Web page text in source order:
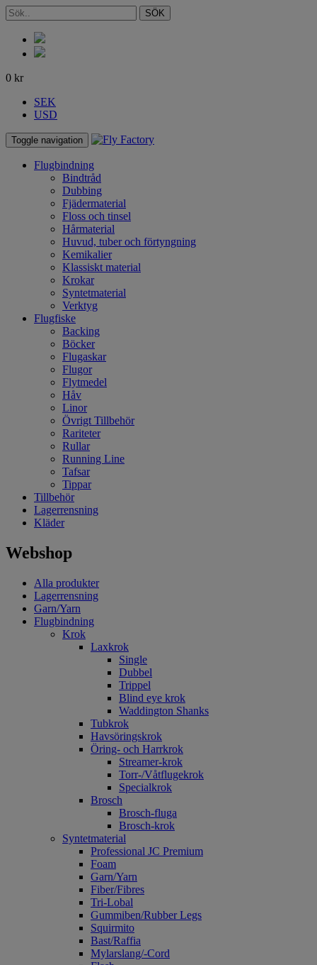
SÖK
0 kr
SEK
USD
Toggle navigation
Flugbindning
Bindtråd
Dubbing
Fjädermaterial
Floss och tinsel
Hårmaterial
Huvud, tuber och förtyngning
Kemikalier
Klassiskt material
Krokar
Syntetmaterial
Verktyg
Flugfiske
Backing
Böcker
Flugaskar
Flugor
Flytmedel
Håv
Linor
Övrigt Tillbehör
Rariteter
Rullar
Running Line
Tafsar
Tippar
Tillbehör
Lagerrensning
Kläder
Webshop
Alla produkter
Lagerrensning
Garn/Yarn
Flugbindning
Krok
Laxkrok
Single
Dubbel
Trippel
Blind eye krok
Waddington Shanks
Tubkrok
Havsöringskrok
Öring- och Harrkrok
Streamer-krok
Torr-/Våtflugekrok
Specialkrok
Brosch
Brosch-fluga
Brosch-krok
Syntetmaterial
Professional JC Premium
Foam
Garn/Yarn
Fiber/Fibres
Tri-Lobal
Gummiben/Rubber Legs
Squirmito
Bast/Raffia
Mylarslang/-Cord